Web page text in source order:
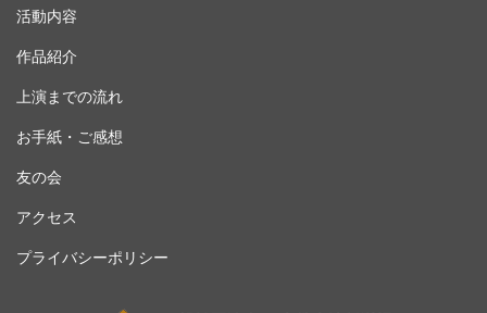
活動内容
作品紹介
上演までの流れ
お手紙・ご感想
友の会
アクセス
プライバシーポリシー